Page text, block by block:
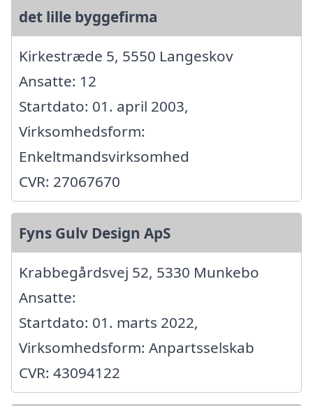
det lille byggefirma
Kirkestræde 5, 5550 Langeskov
Ansatte: 12
Startdato: 01. april 2003,
Virksomhedsform:
Enkeltmandsvirksomhed
CVR: 27067670
Fyns Gulv Design ApS
Krabbegårdsvej 52, 5330 Munkebo
Ansatte:
Startdato: 01. marts 2022,
Virksomhedsform: Anpartsselskab
CVR: 43094122